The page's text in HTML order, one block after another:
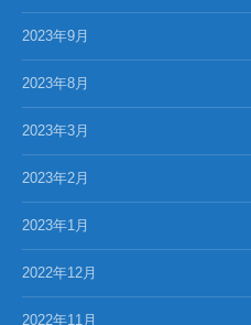
2023年9月
2023年8月
2023年3月
2023年2月
2023年1月
2022年12月
2022年11月